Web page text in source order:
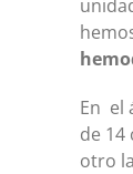
En el
de 14
otro